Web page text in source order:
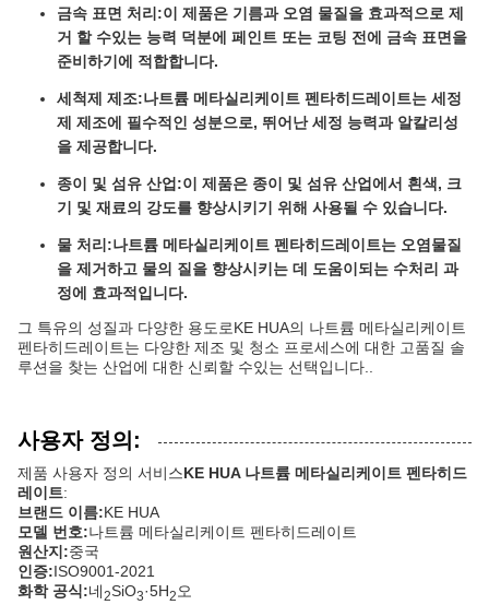
금속 표면 처리:이 제품은 기름과 오염 물질을 효과적으로 제
거 할 수있는 능력 덕분에 페인트 또는 코팅 전에 금속 표면을
준비하기에 적합합니다.
세척제 제조:나트륨 메타실리케이트 펜타히드레이트는 세정
제 제조에 필수적인 성분으로, 뛰어난 세정 능력과 알칼리성
을 제공합니다.
종이 및 섬유 산업:이 제품은 종이 및 섬유 산업에서 흰색, 크
기 및 재료의 강도를 향상시키기 위해 사용될 수 있습니다.
물 처리:나트륨 메타실리케이트 펜타히드레이트는 오염물질
을 제거하고 물의 질을 향상시키는 데 도움이되는 수처리 과
정에 효과적입니다.
그 특유의 성질과 다양한 용도로KE HUA의 나트륨 메타실리케이트
펜타히드레이트는 다양한 제조 및 청소 프로세스에 대한 고품질 솔
루션을 찾는 산업에 대한 신뢰할 수있는 선택입니다..
사용자 정의:
제품 사용자 정의 서비스KE HUA 나트륨 메타실리케이트 펜타히드
레이트:
브랜드 이름:KE HUA
모델 번호:나트륨 메타실리케이트 펜타히드레이트
원산지:중국
인증:ISO9001-2021
화학 공식:네2SiO3·5H2 오